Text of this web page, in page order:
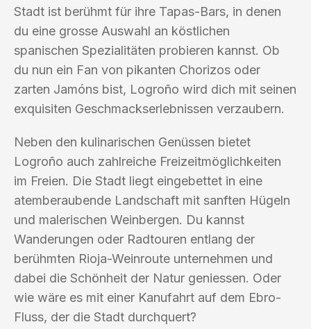
Stadt ist berühmt für ihre Tapas-Bars, in denen
du eine grosse Auswahl an köstlichen
spanischen Spezialitäten probieren kannst. Ob
du nun ein Fan von pikanten Chorizos oder
zarten Jamóns bist, Logroño wird dich mit seinen
exquisiten Geschmackserlebnissen verzaubern.
Neben den kulinarischen Genüssen bietet
Logroño auch zahlreiche Freizeitmöglichkeiten
im Freien. Die Stadt liegt eingebettet in eine
atemberaubende Landschaft mit sanften Hügeln
und malerischen Weinbergen. Du kannst
Wanderungen oder Radtouren entlang der
berühmten Rioja-Weinroute unternehmen und
dabei die Schönheit der Natur geniessen. Oder
wie wäre es mit einer Kanufahrt auf dem Ebro-
Fluss, der die Stadt durchquert?